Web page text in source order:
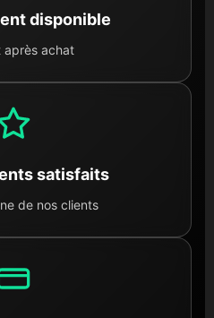
disponible
après achat
satisfaits
de nos clients